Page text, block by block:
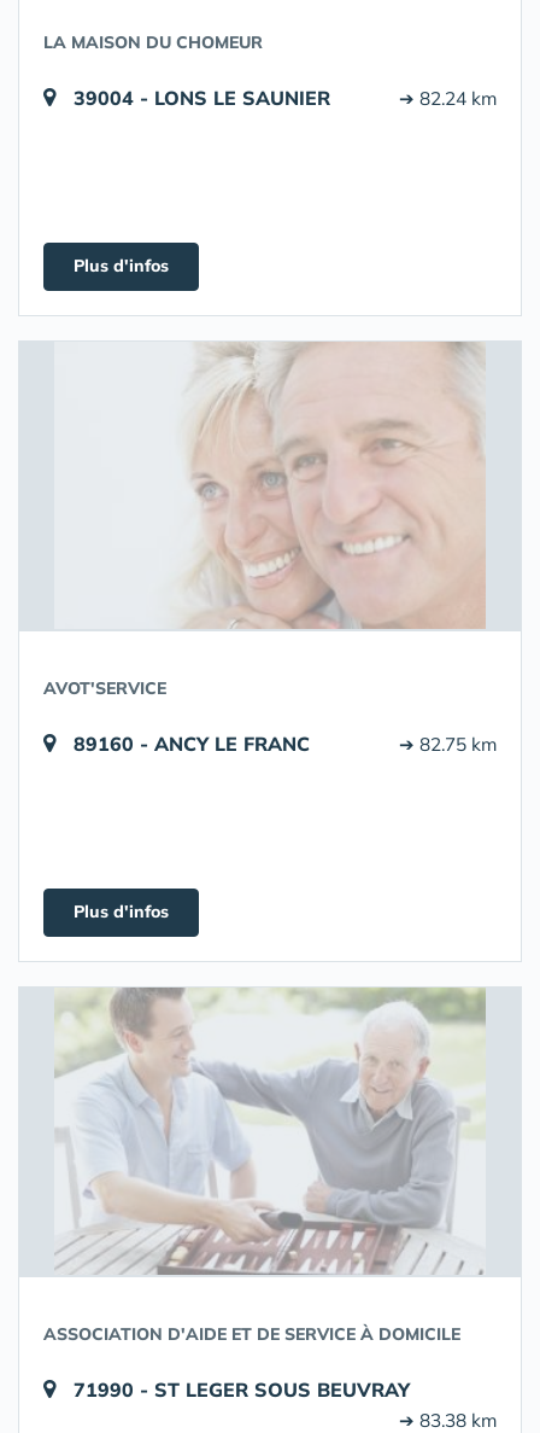
LA MAISON DU CHOMEUR
39004 - LONS LE SAUNIER ➔ 82.24 km
Plus d'infos
AVOT'SERVICE
89160 - ANCY LE FRANC ➔ 82.75 km
Plus d'infos
ASSOCIATION D'AIDE ET DE SERVICE À DOMICILE
71990 - ST LEGER SOUS BEUVRAY
➔ 83.38 km